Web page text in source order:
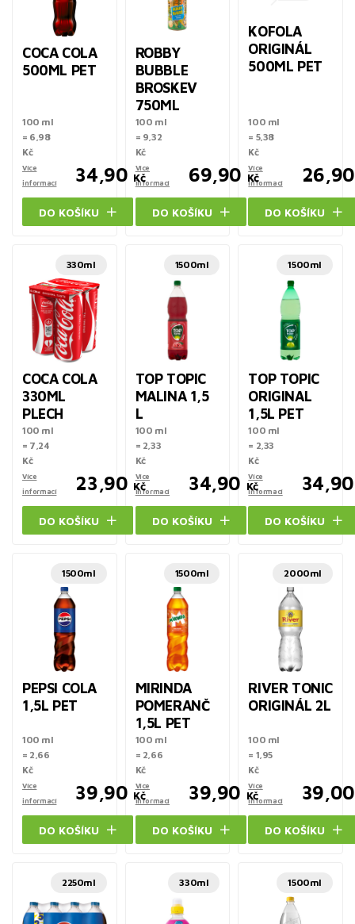
COCA COLA
500ML PET
100 ml
= 6,98
Kč
Více
informací
34,90 Kč
DO KOŠÍKU
ROBBY
BUBBLE
BROSKEV
750ML
100 ml
= 9,32
Kč
Více
informací
69,90 Kč
DO KOŠÍKU
KOFOLA
ORIGINÁL
500ML PET
100 ml
= 5,38
Kč
Více
informací
26,90
DO KOŠÍKU
330ml
COCA COLA
330ML
PLECH
100 ml
= 7,24
Kč
Více
informací
23,90 Kč
DO KOŠÍKU
1500ml
TOP TOPIC
MALINA 1,5
L
100 ml
= 2,33
Kč
Více
informací
34,90 Kč
DO KOŠÍKU
1500ml
TOP TOPIC
ORIGINAL
1,5L PET
100 ml
= 2,33
Kč
Více
informací
34,90
DO KOŠÍKU
1500ml
PEPSI COLA
1,5L PET
100 ml
= 2,66
Kč
Více
informací
39,90 Kč
DO KOŠÍKU
1500ml
MIRINDA
POMERANČ
1,5L PET
100 ml
= 2,66
Kč
Více
informací
39,90 Kč
DO KOŠÍKU
2000ml
RIVER TONIC
ORIGINÁL 2L
100 ml
= 1,95
Kč
Více
informací
39,00
DO KOŠÍKU
2250ml 330ml 1500ml